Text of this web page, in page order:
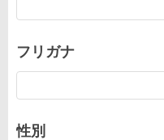
フリガナ
性別